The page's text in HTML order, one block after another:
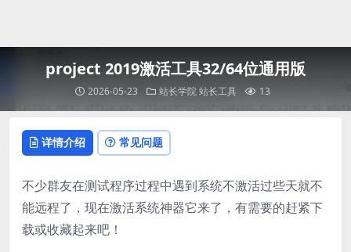
project 2019激活工具32/64位通用版
2026-05-23 站长学院 站长工具 13
详情介绍 常见问题
不少群友在测试程序过程中遇到系统不激活过些天就不
能远程了，现在激活系统神器它来了，有需要的赶紧下
载或收藏起来吧！